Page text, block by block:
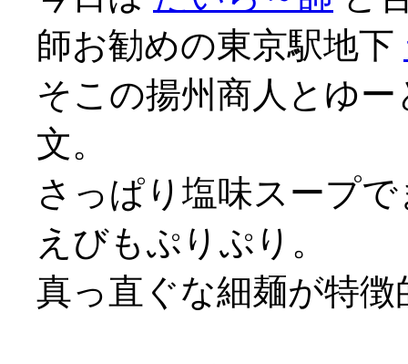
師お勧めの東京駅地下
そこの揚州商人とゆ
文。
さっぱり塩味スープ
えびもぷりぷり。
真っ直ぐな細麺が特徴